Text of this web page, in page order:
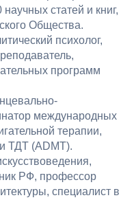
статей и книг,
Общества.
психолог,
программ
международных
терапии,
ТДТ (ADMT).
РФ, профессор
специалист в